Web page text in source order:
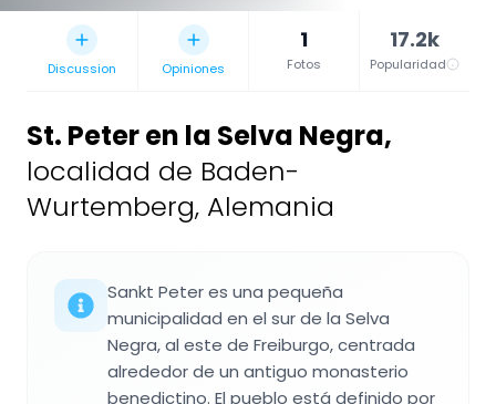
Discussion Opiniones
1
Fotos
17.2k
Popularidad
St. Peter en la Selva Negra,
localidad de Baden-
Wurtemberg, Alemania
Sankt Peter es una pequeña
municipalidad en el sur de la Selva
Negra, al este de Freiburgo, centrada
alrededor de un antiguo monasterio
benedictino. El pueblo está definido por